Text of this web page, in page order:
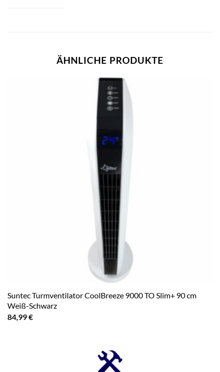
ÄHNLICHE PRODUKTE
Suntec Turmventilator CoolBreeze 9000 TO Slim+ 90 cm
Weiß-Schwarz
84,99€